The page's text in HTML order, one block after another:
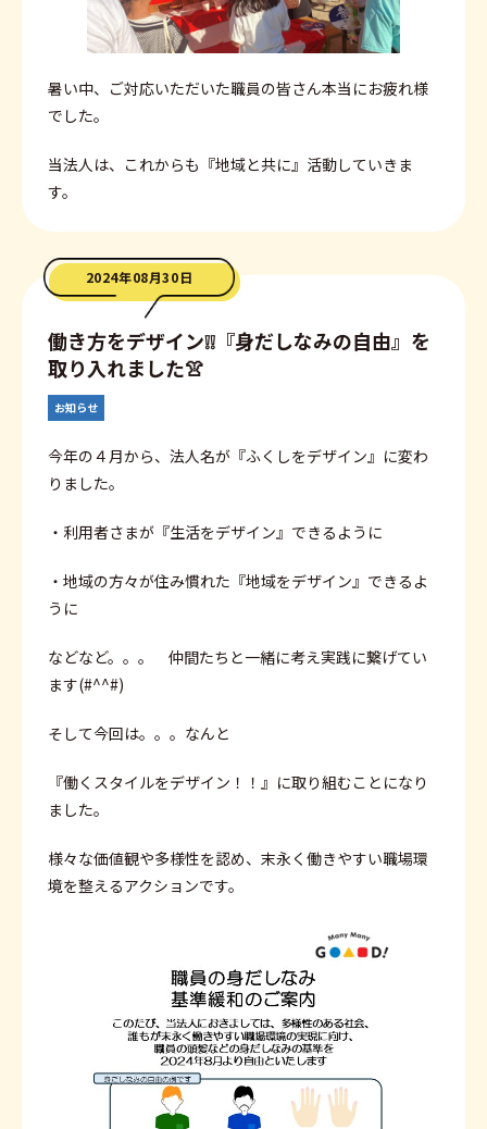
暑い中、ご対応いただいた職員の皆さん本当にお疲れ様
でした。
当法人は、これからも『地域と共に』活動していきま
す。
2024年08月30日
働き方をデザイン❕❕『身だしなみの自由』を
取り入れました👚
お知らせ
今年の４月から、法人名が『ふくしをデザイン』に変わ
りました。
・利用者さまが『生活をデザイン』できるように
・地域の方々が住み慣れた『地域をデザイン』できるよ
うに
などなど。。。 仲間たちと一緒に考え実践に繋げてい
ます(#^^#)
そして今回は。。。なんと
『働くスタイルをデザイン！！』に取り組むことになり
ました。
様々な価値観や多様性を認め、末永く働きやすい職場環
境を整えるアクションです。